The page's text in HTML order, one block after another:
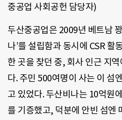
중공업 사회공헌 담당자)
두산중공업은 2009년 베트남
나’를 설립함과 동시에 CSR 활
한 곳을 찾던 중, 회사 인근 지
다. 주민 500여명이 사는 이 섬
고 있었다. 두산비나는 10억원
를 기증했고, 덕분에 안빈 섬엔